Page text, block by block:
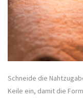
Schneide die
Keile ein, damit die